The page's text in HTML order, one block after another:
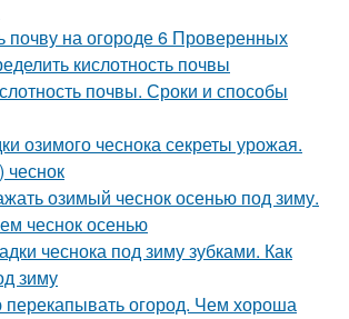
почву на огороде 6 Проверенных
кислотность почвы
почвы. Сроки и способы
озимого чеснока секреты урожая.
озимый чеснок осенью под зиму.
чеснок осенью
чеснока под зиму зубками. Как
зиму
перекапывать огород. Чем хороша